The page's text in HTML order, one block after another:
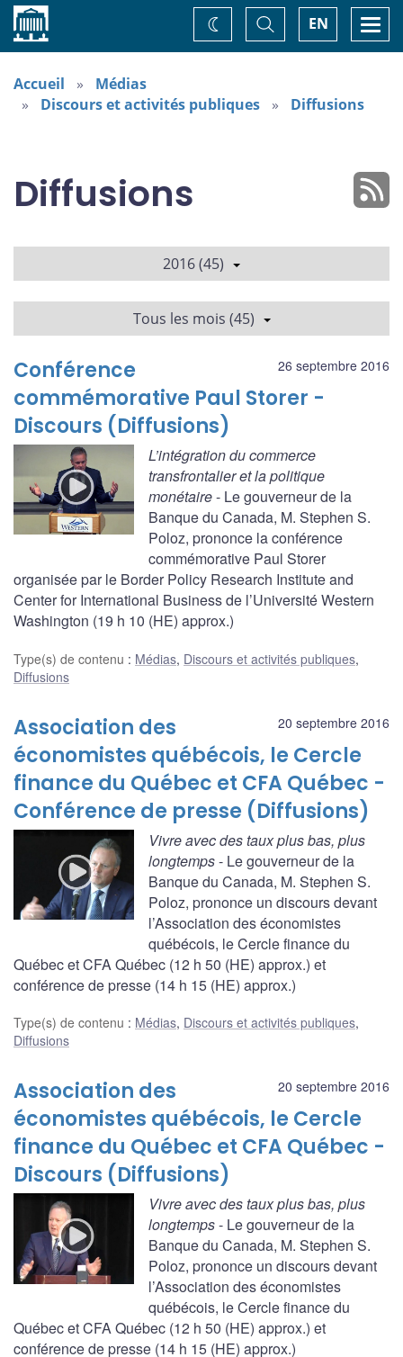
Accueil EN
Basculer
la
recherche
Changez
de
Accueil
Médias
Discours et activités publiques
Diffusions
Diffusions
2016 (45)
Tous les mois (45)
26 septembre 2016
Conférence
commémorative Paul Storer -
Discours (Diffusions)
L’intégration du commerce
transfrontalier et la politique
monétaire- Le gouverneur de la
Banque du Canada, M. Stephen S.
Poloz, prononce la conférence
commémorative Paul Storer
organisée par le Border Policy Research Institute and
Center for International Business de l’Université Western
Washington (19 h 10 (HE) approx.)
Type(s) de contenu : Médias, Discours et activités publiques,
Diffusions
20 septembre 2016
Association des
économistes québécois, le Cercle
finance du Québec et CFA Québec -
Conférence de presse (Diffusions)
Vivre avec des taux plus bas, plus
longtemps- Le gouverneur de la
Banque du Canada, M. Stephen S.
Poloz, prononce un discours devant
l’Association des économistes
québécois, le Cercle finance du
Québec et CFA Québec (12 h 50 (HE) approx.) et
conférence de presse (14 h 15 (HE) approx.)
Type(s) de contenu : Médias, Discours et activités publiques,
Diffusions
20 septembre 2016
Association des
économistes québécois, le Cercle
finance du Québec et CFA Québec -
Discours (Diffusions)
Vivre avec des taux plus bas, plus
longtemps- Le gouverneur de la
Banque du Canada, M. Stephen S.
Poloz, prononce un discours devant
l’Association des économistes
québécois, le Cercle finance du
Québec et CFA Québec (12 h 50 (HE) approx.) et
conférence de presse (14 h 15 (HE) approx.)